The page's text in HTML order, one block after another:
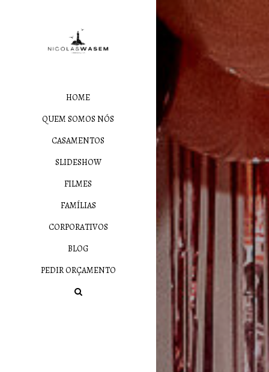
HOME
QUEM SOMOS NÓS
CASAMENTOS
SLIDESHOW
FILMES
FAMÍLIAS
CORPORATIVOS
BLOG
PEDIR ORÇAMENTO